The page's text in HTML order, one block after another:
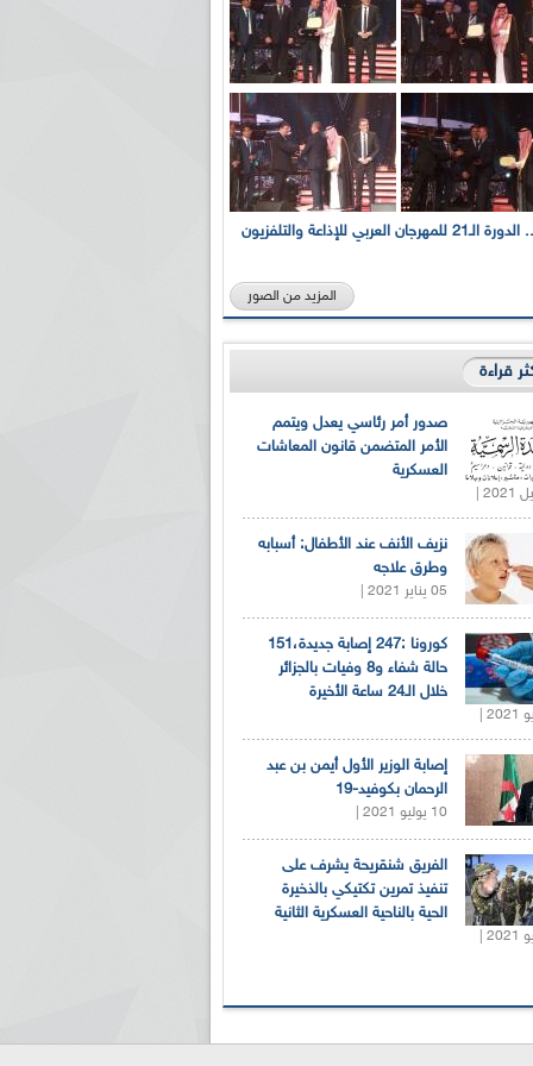
بالصور... الدورة الـ21 للمهرجان العربي للإذاعة والتلفزيون
المزيد من الصور
قراءة
صدور أمر رئاسي يعدل ويتمم
الأمر المتضمن قانون المعاشات
العسكرية
نزيف الأنف عند الأطفال: أسبابه
وطرق علاجه
05 يناير 2021 |
كورونا :247 إصابة جديدة،151
حالة شفاء و8 وفيات بالجزائر
خلال الـ24 ساعة الأخيرة
إصابة الوزير الأول أيمن بن عبد
الرحمان بكوفيد-19
10 يوليو 2021 |
الفريق شنقريحة يشرف على
تنفيذ تمرين تكتيكي بالذخيرة
الحية بالناحية العسكرية الثانية